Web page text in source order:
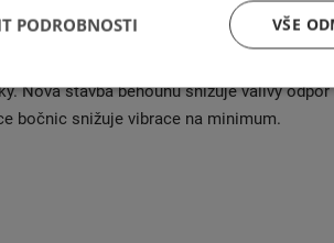
vodící (přední) nápravy dálkových
pevným povrchem. Zvýšená odolnost proti
Nová stavba běhounu snižuje valivý
bočnic snižuje vibrace na minimum.
VŠE
PODROBNOSTI